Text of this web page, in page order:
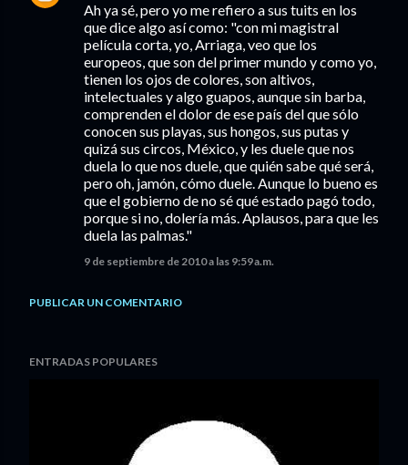
Ah ya sé, pero yo me refiero a sus tuits en los
que dice algo así como: "con mi magistral
película corta, yo, Arriaga, veo que los
europeos, que son del primer mundo y como yo,
tienen los ojos de colores, son altivos,
intelectuales y algo guapos, aunque sin barba,
comprenden el dolor de ese país del que sólo
conocen sus playas, sus hongos, sus putas y
quizá sus circos, México, y les duele que nos
duela lo que nos duele, que quién sabe qué será,
pero oh, jamón, cómo duele. Aunque lo bueno es
que el gobierno de no sé qué estado pagó todo,
porque si no, dolería más. Aplausos, para que les
duela las palmas."
9 de septiembre de 2010 a las 9:59 a.m.
PUBLICAR UN COMENTARIO
ENTRADAS POPULARES